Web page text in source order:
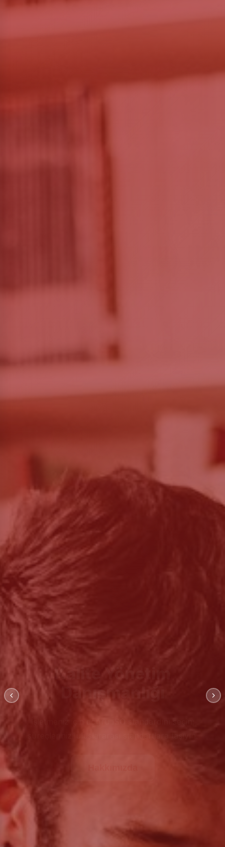
Kalite Yönetim
Danışmanlığı
İşletmeniz için doğru İSO standardını seçin;
süreçlerinizi uluslararası standartlara taşıyın.